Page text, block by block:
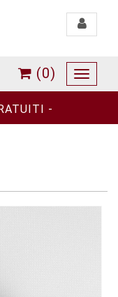
Toggle
Toggle
(0)
-